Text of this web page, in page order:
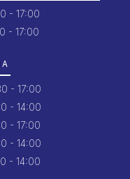
- 17:00
- 17:00
- 17:00
- 14:00
- 17:00
- 14:00
- 14:00